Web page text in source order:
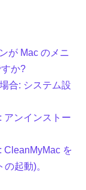
が Mac のメニ
か?
合: システム設
アンインストー
CleanMyMac を
起動)。